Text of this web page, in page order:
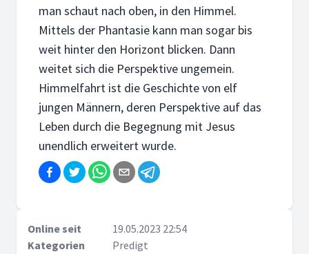
man schaut nach oben, in den Himmel.
Mittels der Phantasie kann man sogar bis
weit hinter den Horizont blicken. Dann
weitet sich die Perspektive ungemein.
Himmelfahrt ist die Geschichte von elf
jungen Männern, deren Perspektive auf das
Leben durch die Begegnung mit Jesus
unendlich erweitert wurde.
Online seit
19.05.2023 22:54
Kategorien
Predigt